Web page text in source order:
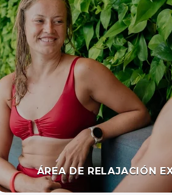
BAÑO DE VAPOR